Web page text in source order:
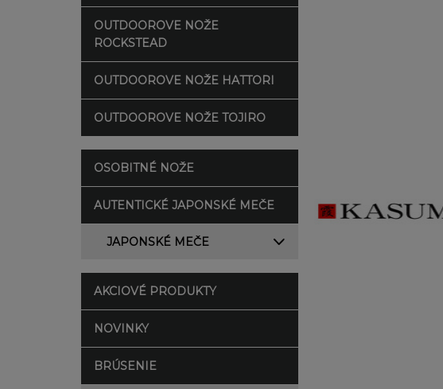
OUTDOOROVE NOŽE
ROCKSTEAD
OUTDOOROVE NOŽE HATTORI
OUTDOOROVE NOŽE TOJIRO
OSOBITNÉ NOŽE
AUTENTICKÉ JAPONSKÉ MEČE
JAPONSKÉ MEČE
AKCIOVÉ PRODUKTY
NOVINKY
BRÚSENIE